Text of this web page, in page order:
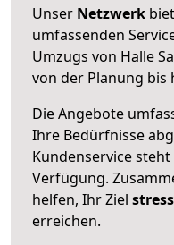
Unser Netzwerk
umfassenden
Umzugs von Halle
von der Planung bis
Die Angebote
Ihre Bedürfnisse
Kundenservice
Verfügung.
helfen, Ihr Ziel
erreichen.